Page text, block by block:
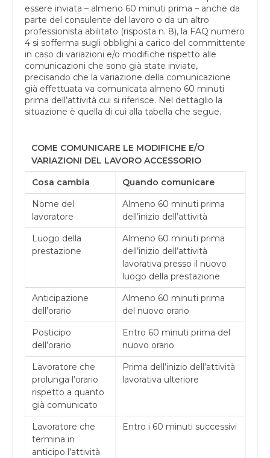
essere inviata – almeno 60 minuti prima – anche da
parte del consulente del lavoro o da un altro
professionista abilitato (risposta n. 8), la FAQ numero
4 si sofferma sugli obblighi a carico del committente
in caso di variazioni e/o modifiche rispetto alle
comunicazioni che sono già state inviate,
precisando che la variazione della comunicazione
già effettuata va comunicata almeno 60 minuti
prima dell’attività cui si riferisce. Nel dettaglio la
situazione è quella di cui alla tabella che segue.
COME COMUNICARE LE MODIFICHE E/O
VARIAZIONI DEL LAVORO ACCESSORIO
Cosa cambia
Quando comunicare
Nome del
lavoratore
Almeno 60 minuti prima
dell’inizio dell’attività
Luogo della
prestazione
Almeno 60 minuti prima
dell’inizio dell’attività
lavorativa presso il nuovo
luogo della prestazione
Anticipazione
dell’orario
Almeno 60 minuti prima
del nuovo orario
Posticipo
dell’orario
Entro 60 minuti prima del
nuovo orario
Lavoratore che
prolunga l’orario
rispetto a quanto
già comunicato
Prima dell’inizio dell’attività
lavorativa ulteriore
Lavoratore che
termina in
anticipo l’attività
Entro i 60 minuti successivi